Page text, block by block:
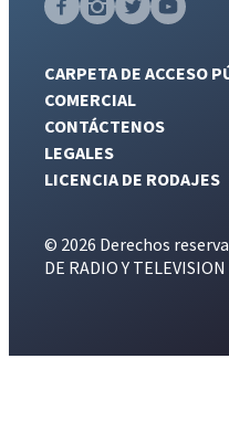
CARPETA DE ACCESO
COMERCIAL
CONTÁCTENOS
LEGALES
LICENCIA DE RODAJES
© 2026 Derechos
DE RADIO Y